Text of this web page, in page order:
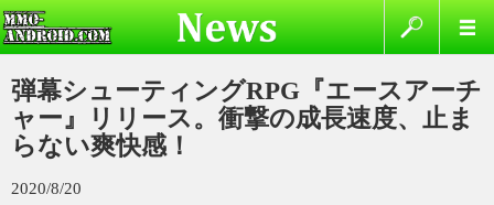
弾幕シューティングRPG『エースアーチ
ャー』リリース。衝撃の成長速度、止ま
らない爽快感！
2020/8/20